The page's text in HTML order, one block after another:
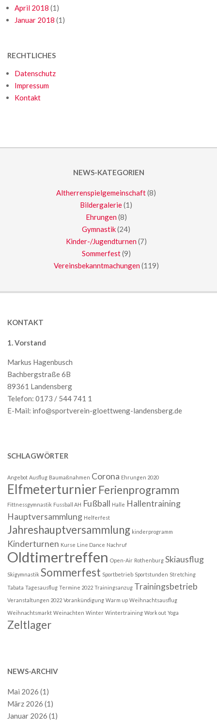
April 2018 (1)
Januar 2018 (1)
RECHTLICHES
Datenschutz
Impressum
Kontakt
NEWS-KATEGORIEN
Altherrenspielgemeinschaft(8)
Bildergalerie(1)
Ehrungen (8)
Gymnastik(24)
Kinder-/Jugendturnen (7)
Sommerfest(9)
Vereinsbekanntmachungen (119)
KONTAKT
1. Vorstand
Markus Hagenbusch
Bachbergstraße 6B
89361 Landensberg
Telefon: 0173 / 544 741 1
E-Mail: info@sportverein-gloettweng-landensberg.de
SCHLAGWÖRTER
Angebot Ausflug Baumaßnahmen Corona Ehrungen 2020
Elfmeterturnier Ferienprogramm
Fittnessgymnastik Fussball AH Fußball Halle Hallentraining
Hauptversammlung Helferfest
Jahreshauptversammlung kinderprogramm
Kinderturnen Kurse Line Dance Nachruf
Oldtimertreffen Open-Air Rothenburg Skiausflug
Skigymnastik Sommerfest Sportbetrieb Sportstunden Stretching
Tabata Tagesausflug Termine 2022 Trainingsanzug Trainingsbetrieb
Veranstaltungen 2022 Vorankündigung Warm up Weihnachtsausflug
Weihnachtsmarkt Weinachten Winter Wintertraining Work out Yoga
Zeltlager
NEWS-ARCHIV
Mai 2026 (1)
März 2026 (1)
Januar 2026 (1)